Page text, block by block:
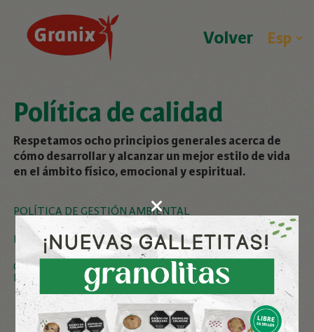
Volver
Política de calidad
Respetamos ocho principios generales acerca de
cómodesarrollar y alcanzar un mejor estilo de vida
en el ámbitofísico, emocional y espiritual.
POLÍTICA DE GESTIÓN AMBIENTAL
POLÍTICA DE INOCUIDAD DE ALIMENTOS
CERTIFICACIÓN FSSC 22000
DE LA PLANTA CAMPANA